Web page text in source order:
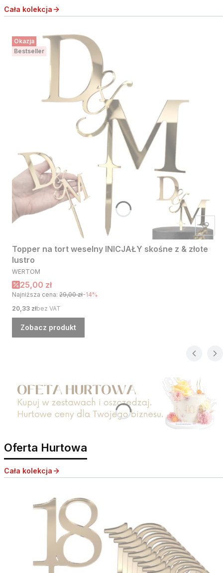
Cała kolekcja
Okazja
Bestseller
Topper na tort weselny INICJAŁY skośne z & złote
lustro
PRODUCENT
WERTOM
Cena promocyjna
25,00 zł
Najniższa cena: 29,00 zł-14%
Cena
20,33 złbez VAT
Zobacz produkt
Oferta Hurtowa
Cała kolekcja